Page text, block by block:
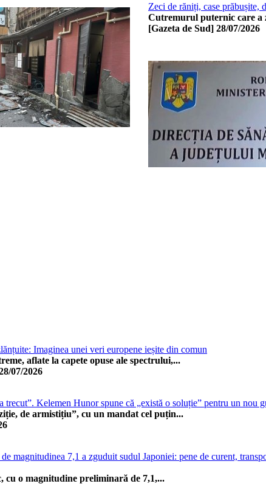
Zeci de răniți, case prăbușite,
Cutremurul puternic care a
[Gazeta de Sud] 28/07/2026
Imaginea unei veri europene ieșite din comun
aflate la capete opuse ale spectrului,...
07/2026
trecut”. Kelemen Hunor spune că „există o soluție” pentru un nou
de armistițiu”, cu un mandat cel puțin...
magnitudinea 7,1 a zguduit sudul Japoniei: pene de curent,
cu o magnitudine preliminară de 7,1,...